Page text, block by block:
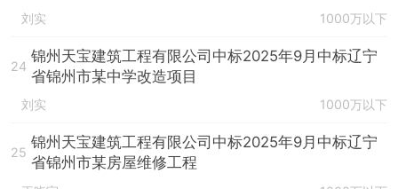
刘实 1000万以下
24
锦州天宝建筑工程有限公司中标2025年9月中标辽宁
省锦州市某中学改造项目
刘实 1000万以下
25
锦州天宝建筑工程有限公司中标2025年9月中标辽宁
省锦州市某房屋维修工程